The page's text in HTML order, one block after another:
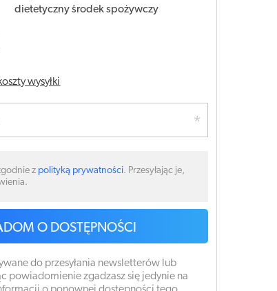
dietetyczny środek spożywczy
wysyłki
z polityką prywatności. Przesyłając je,
O DOSTĘPNOŚCI
do przesyłania newsletterów lub
powiadomienie zgadzasz się jedynie na